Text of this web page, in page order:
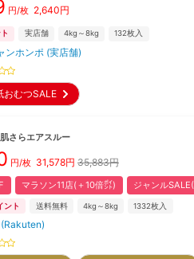
円/枚 2,640円
実店舗 4kg～8kg 132枚入
ンホンポ (実店舗)
おむつSALE
肌さらエアスルー
円/枚 31,578円 35,883円
マラソン11店(＋10倍㌽) ジャンル
ント 送料無料 4kg～8kg 1332枚入